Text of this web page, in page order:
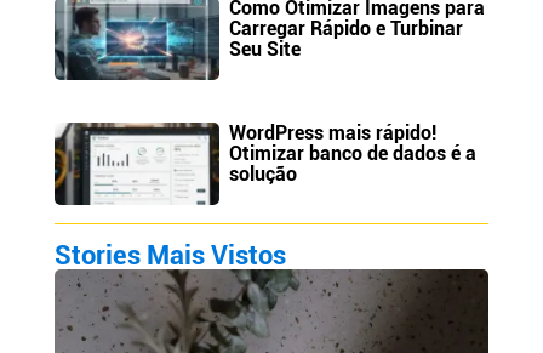
Como Otimizar Imagens para
Carregar Rápido e Turbinar
Seu Site
WordPress mais rápido!
Otimizar banco de dados é a
solução
Stories Mais Vistos